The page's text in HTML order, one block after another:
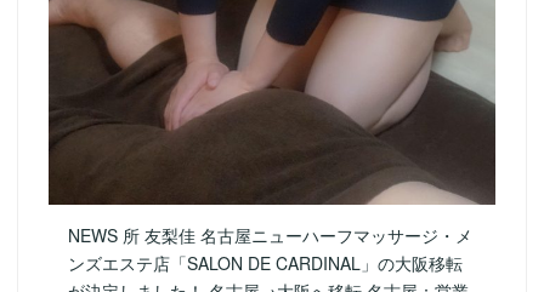
NEWS 所 友梨佳 名古屋ニューハーフマッサージ・メ
ンズエステ店「SALON DE CARDINAL」の大阪移転